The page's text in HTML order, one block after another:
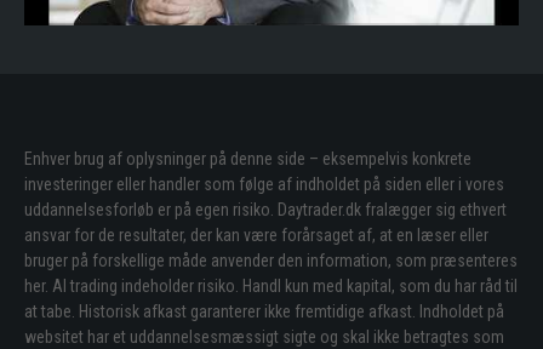
Enhver brug af oplysninger på denne side – eksempelvis konkrete
investeringer eller handler som følge af indholdet på siden eller i vores
uddannelsesforløb er på egen risiko. Daytrader.dk fralægger sig ethvert
ansvar for de resultater, der kan være forårsaget af, at en læser eller
bruger på forskellige måde anvender den information, som præsenteres
her. Al trading indeholder risiko. Handl kun med kapital, som du har råd til
at tabe. Historisk afkast garanterer ikke fremtidige afkast. Indholdet på
websitet har et uddannelsesmæssigt sigte og skal ikke betragtes som